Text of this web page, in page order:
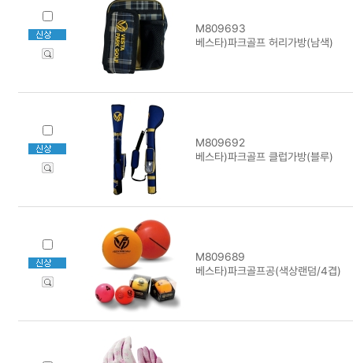
M809693
베스타)파크골프 허리가방(남색)
M809692
베스타)파크골프 클럽가방(블루)
M809689
베스타)파크골프공(색상랜덤/4겹)